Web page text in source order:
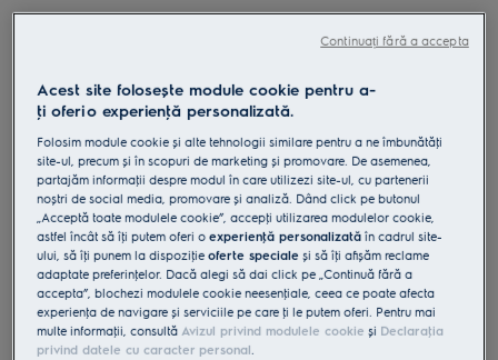
Hotă insulă 600 Hob2Hood 700
m³/h 90 cm negru mat
5 (13)
Fișa cu informaţii despre produs
Beneficii
Funcția Hob2Hood® 600 ajustează automat setările hotei.
Hob2Hood® ajustează hota pe baza setărilor plitei.
ExtractionTech Plus curăță rapid aerul din bucătărie.
Acest site folosește module cookie pentru a-
ţi oferi o experienţă personalizată.
Folosim module cookie și alte tehnologii similare pentru a ne îmbunătăţi
site-ul, precum și în scopuri de marketing și promovare. De asemenea,
partajăm informaţii despre modul în care utilizezi site-ul, cu partenerii
noștri de social media, promovare și analiză. Dând click pe butonul
„Acceptă toate modulele cookie”, accepţi utilizarea modulelor cookie,
astfel încât să îţi putem oferi oexperienţă personalizată în cadrul site-
ului, să îţi punem la dispoziţieoferte speciale și să îţi afișăm reclame
adaptate preferinţelor. Dacă alegi să dai click pe „Continuă fără a
accepta”, blochezi modulele cookie neesenţiale, ceea ce poate afecta
experienţa de navigare și serviciile pe care ţi le putem oferi. Pentru mai
multe informaţii, consultăAvizul privind modulele cookie și Declaraţia
privind datele cu caracter personal.
Continuați fără a accepta